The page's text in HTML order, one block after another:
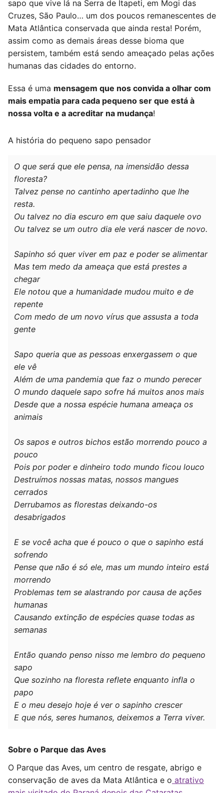
sapo que vive lá na Serra de Itapeti, em Mogi das
Cruzes, São Paulo… um dos poucos remanescentes de
Mata Atlântica conservada que ainda resta! Porém,
assim como as demais áreas desse bioma que
persistem, também está sendo ameaçado pelas ações
humanas das cidades do entorno.
Essa é uma mensagem que nos convida a olhar com
mais empatia para cada pequeno ser que está à
nossa volta e a acreditar na mudança!
A história do pequeno sapo pensador
O que será que ele pensa, na imensidão dessa
floresta?
Talvez pense no cantinho apertadinho que lhe
resta.
Ou talvez no dia escuro em que saiu daquele ovo
Ou talvez se um outro dia ele verá nascer de novo.
Sapinho só quer viver em paz e poder se alimentar
Mas tem medo da ameaça que está prestes a
chegar
Ele notou que a humanidade mudou muito e de
repente
Com medo de um novo vírus que assusta a toda
gente
Sapo queria que as pessoas enxergassem o que
ele vê
Além de uma pandemia que faz o mundo perecer
O mundo daquele sapo sofre há muitos anos mais
Desde que a nossa espécie humana ameaça os
animais
Os sapos e outros bichos estão morrendo pouco a
pouco
Pois por poder e dinheiro todo mundo ficou louco
Destruímos nossas matas, nossos mangues
cerrados
Derrubamos as florestas deixando-os
desabrigados
E se você acha que é pouco o que o sapinho está
sofrendo
Pense que não é só ele, mas um mundo inteiro está
morrendo
Problemas tem se alastrando por causa de ações
humanas
Causando extinção de espécies quase todas as
semanas
Então quando penso nisso me lembro do pequeno
sapo
Que sozinho na floresta reflete enquanto infla o
papo
E o meu desejo hoje é ver o sapinho crescer
E que nós, seres humanos, deixemos a Terra viver.
Sobre o Parque das Aves
O Parque das Aves, um centro de resgate, abrigo e
conservação de aves da Mata Atlântica e o atrativo